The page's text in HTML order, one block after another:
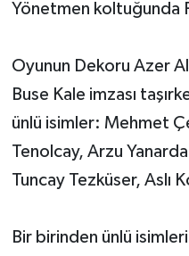
Yönetmen koltuğunda
Oyunun Dekoru Azer
Buse Kale imzası
ünlü isimler: Mehmet
Tenolcay, Arzu
Tuncay Tezküser, Aslı
Bir birinden ünlü